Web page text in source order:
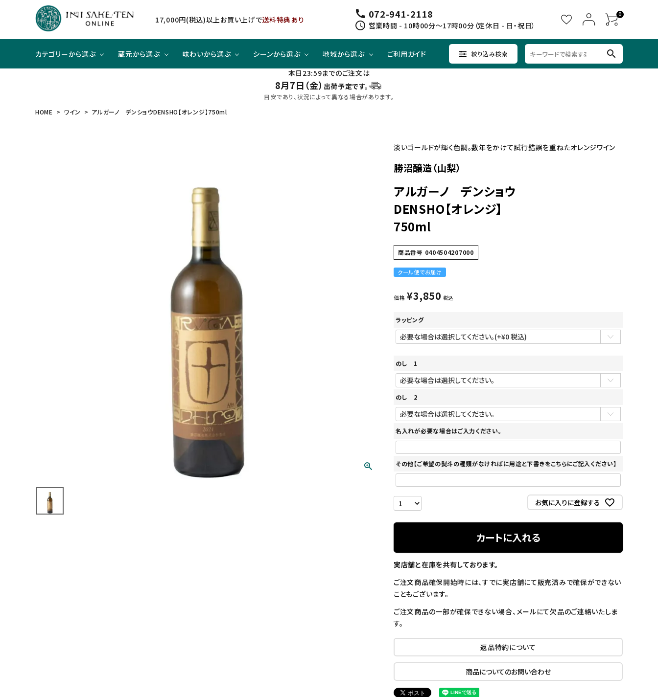
17,000円(税込)以上お買い上げで送料特典あり call 072-941-2118
schedule 営業時間 - 10時00分～17時00分（定休日 - 日・祝日）
0
カテゴリーから選ぶ
スピリッツ
蔵元から選ぶ
スピリッツ
味わいから選ぶ
旨口×ジューシー
シーンから選ぶ
晩酌酒として
地域から選ぶ
関東
ご利用ガイド 絞り込み検索 search
本日23:59までのご注文は
8月7日（金） 出荷予定です。
目安であり、状況によって異なる場合があります。
HOME
ワイン アルガーノ デンショウDENSHO【オレンジ】750ml
淡いゴールドが輝く色調。数年をかけて試行錯誤を重ねたオレンジワイン
勝沼醸造（山梨）
アルガーノ デンショウ
DENSHO【オレンジ】
750ml
商品番号 0404504207000
クール便でお届け
価格 ¥3,850 税込
ラッピング
のし 1
のし 2
名入れが必要な場合はご入力ください。
その他【ご希望の熨斗の種類がなければに用途と下書きをこちらにご記入ください】
お気に入りに登録する
カートに入れる
実店舗と在庫を共有しております。
ご注文商品確保開始時には、すでに実店舗にて販売済みで確保ができない
こともございます。
ご注文商品の一部が確保できない場合、メールにて欠品のご連絡いたしま
す。
返品特約について
商品についてのお問い合わせ